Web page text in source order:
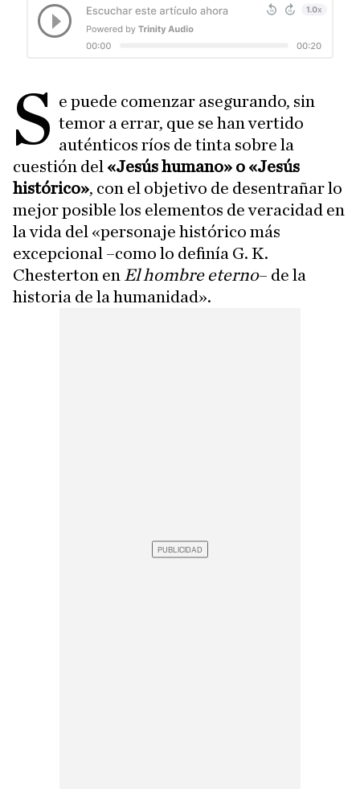
S e puede comenzar asegurando, sin
temor a errar, que se han vertido
auténticos ríos de tinta sobre la
cuestión del «Jesús humano» o «Jesús
histórico», con el objetivo de desentrañar lo
mejor posible los elementos de veracidad en
la vida del «personaje histórico más
excepcional –como lo definía G. K.
Chesterton en El hombre eterno– de la
historia de la humanidad».